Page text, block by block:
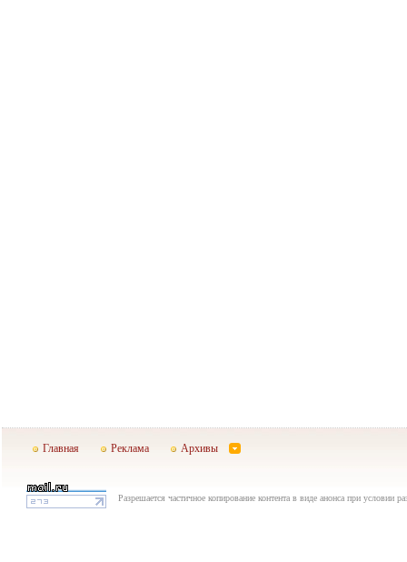
Главная Реклама Архивы
Разрешается частичное копирование контента в виде анонса при условии